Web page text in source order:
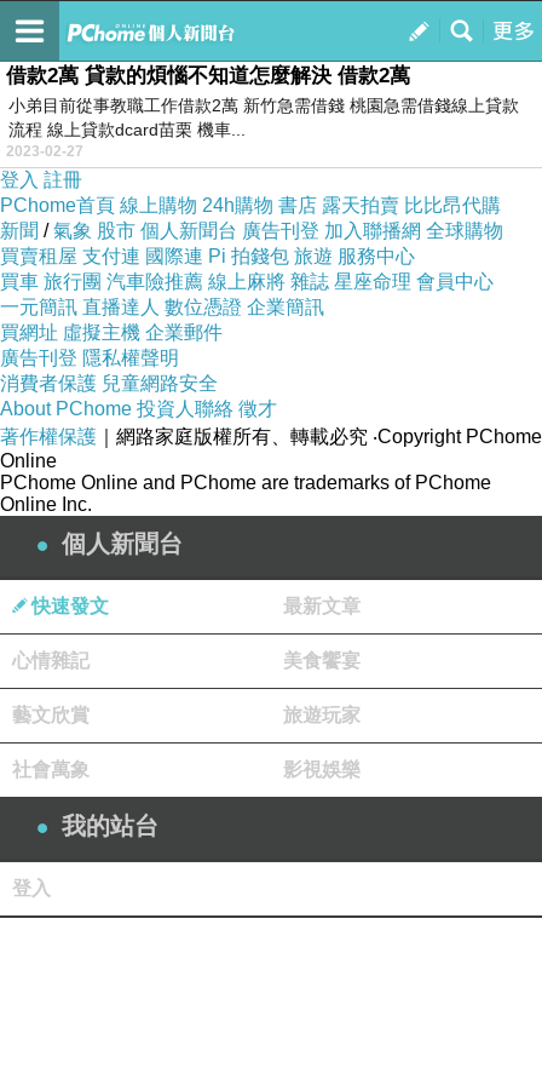
我的
訂閱
金錢是好東西
借款2萬 貸款的煩惱不知道怎麼解決 借款2萬
小弟目前從事教職工作借款2萬 新竹急需借錢 桃園急需借錢線上貸款
流程 線上貸款dcard苗栗 機車...
2023-02-27
登入 註冊
PChome首頁 線上購物 24h購物 書店 露天拍賣 比比昂代購
新聞 /氣象 股市 個人新聞台 廣告刊登 加入聯播網 全球購物
買賣租屋 支付連 國際連 Pi 拍錢包 旅遊 服務中心
買車 旅行團 汽車險推薦 線上麻將 雜誌 星座命理 會員中心
一元簡訊 直播達人 數位憑證 企業簡訊
買網址 虛擬主機 企業郵件
廣告刊登 隱私權聲明
消費者保護 兒童網路安全
About PChome 投資人聯絡 徵才
著作權保護 ｜網路家庭版權所有、轉載必究 ‧Copyright PChome
Online
PChome Online and PChome are trademarks of PChome
Online Inc.
個人新聞台
快速發文 最新文章
心情雜記 美食饗宴
藝文欣賞 旅遊玩家
社會萬象 影視娛樂
我的站台
登入